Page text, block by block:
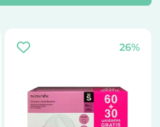
26%